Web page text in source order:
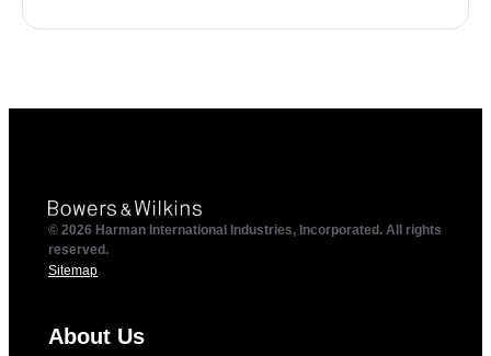
© 2026 Harman International Industries, Incorporated. All rights
reserved.
Sitemap
About Us